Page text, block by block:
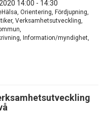
14:00 - 14:30
Orientering, Fördjupning,
Verksamhetsutveckling,
Information/myndighet,